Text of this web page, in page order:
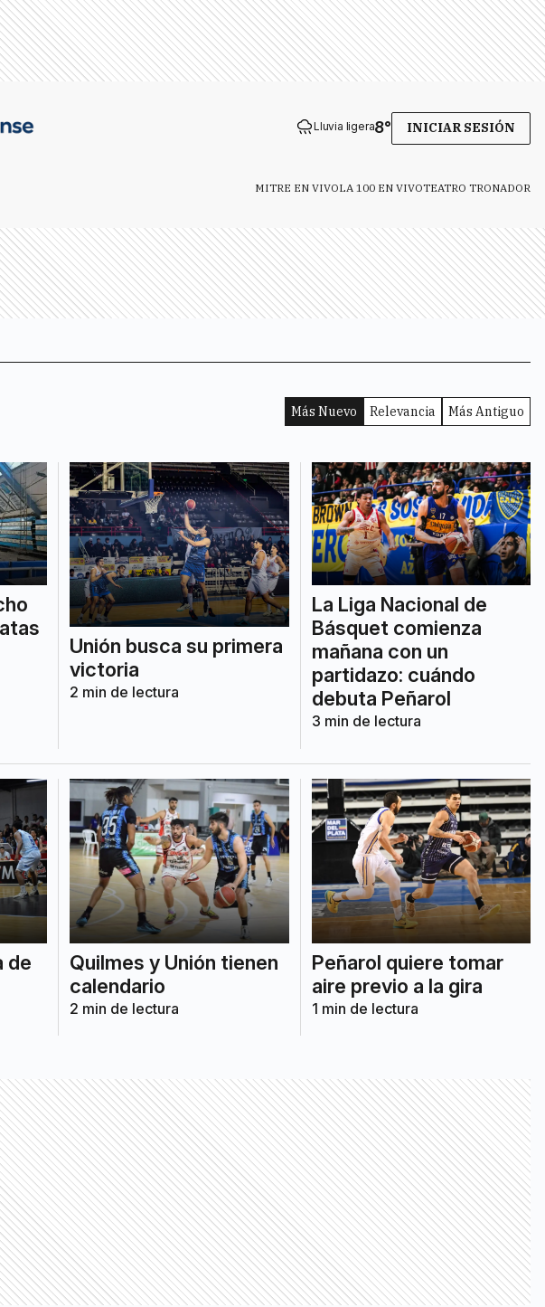
Lluvia ligera8° INICIAR SESIÓN
MITRE EN VIVOLA 100 EN VIVOTEATRO TRONADOR
Más Nuevo Relevancia Más Antiguo
Unión busca su primera
victoria
2 min de lectura
La Liga Nacional de
Básquet comienza
mañana con un
partidazo: cuándo
debuta Peñarol
3 min de lectura
de
Quilmes y Unión tienen
calendario
2 min de lectura
Peñarol quiere tomar
aire previo a la gira
1 min de lectura